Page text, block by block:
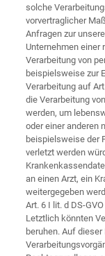
solche
vorvertraglicher
Anfragen zur
Unternehmen
Verarbeitung von
beispielsweise zur
Verarbeitung auf
die Verarbeitung
werden, um
oder einer anderen
beispielsweise der
verletzt werden
an einen Arzt, ein
weitergegeben
Art. 6 I lit. d DS-
Letztlich könnten
beruhen. Auf